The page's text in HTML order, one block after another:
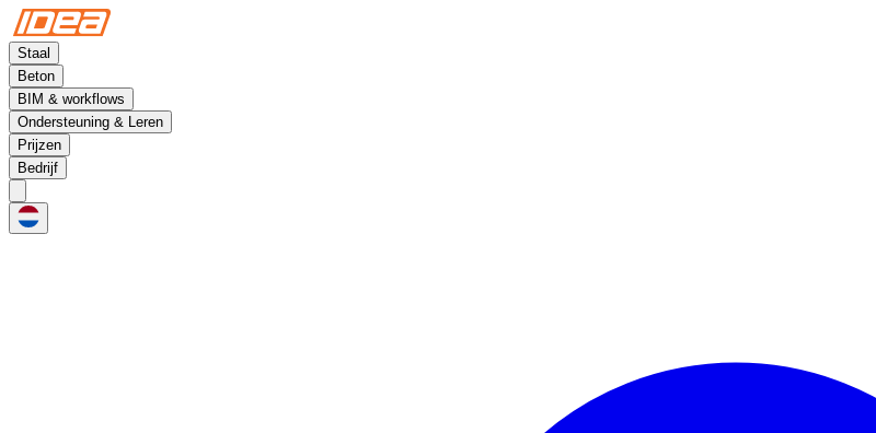
Staal
Beton
BIM & workflows
Ondersteuning & Leren
Prijzen
Bedrijf